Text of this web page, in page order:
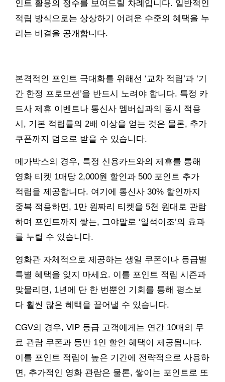
인트 활용의 정수를 보여드릴 차례입니다. 일반적인
적립 방식으로는 상상하기 어려운 수준의 혜택을 누
리는 비결을 공개합니다.
본격적인 포인트 극대화를 위해선 ‘교차 적립’과 ‘기
간 한정 프로모션’을 반드시 노려야 합니다. 특정 카
드사 제휴 이벤트나 통신사 멤버십과의 동시 적용
시, 기본 적립률의 2배 이상을 얻는 것은 물론, 추가
쿠폰까지 덤으로 받을 수 있습니다.
메가박스의 경우, 특정 신용카드와의 제휴를 통해
영화 티켓 1매당 2,000원 할인과 500 포인트 추가
적립을 제공합니다. 여기에 통신사 30% 할인까지
중복 적용하면, 1만 원짜리 티켓을 5천 원대로 관람
하며 포인트까지 쌓는, 그야말로 ‘일석이조’의 효과
를 누릴 수 있습니다.
영화관 자체적으로 제공하는 생일 쿠폰이나 등급별
특별 혜택을 잊지 마세요. 이를 포인트 적립 시즌과
맞물리면, 1년에 단 한 번뿐인 기회를 통해 평소보
다 훨씬 많은 혜택을 끌어낼 수 있습니다.
CGV의 경우, VIP 등급 고객에게는 연간 10매의 무
료 관람 쿠폰과 동반 1인 할인 혜택이 제공됩니다.
이를 포인트 적립이 높은 기간에 전략적으로 사용하
면, 추가적인 영화 관람은 물론, 쌓이는 포인트로 또